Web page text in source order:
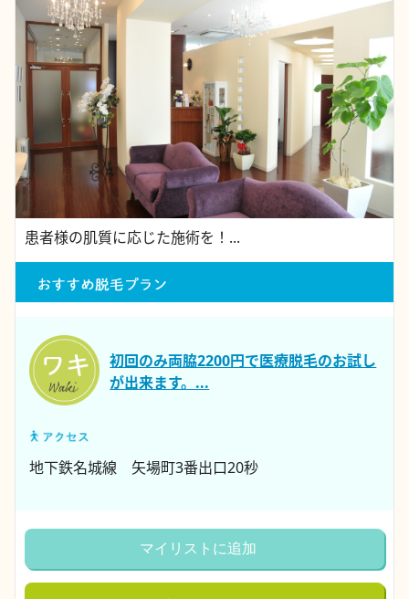
患者様の肌質に応じた施術を！...
初回のみ両脇2200円で医療脱毛のお試し
が出来ます。...
地下鉄名城線 矢場町3番出口20秒
マイリストに追加